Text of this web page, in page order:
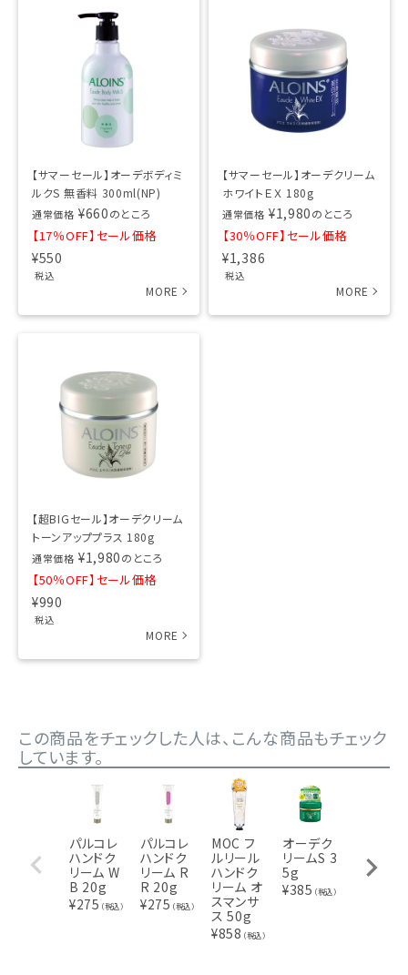
【サマーセール】オーデボディミ
ルクS 無香料 300ml(NP)
通常価格 ¥660のところ
【17％OFF】セール価格
¥550
税込
【サマーセール】オーデクリーム
ホワイトＥＸ 180g
通常価格 ¥1,980のところ
【30％OFF】セール価格
¥1,386
税込
【超BIGセール】オーデクリーム
トーンアッププラス 180g
通常価格 ¥1,980のところ
【50％OFF】セール価格
¥990
税込
この商品をチェックした人は、こんな商品もチェック
しています。
パルコレ
ハンドク
リーム W
B 20g
¥275 （税込）
パルコレ
ハンドク
リーム R
R 20g
¥275 （税込）
MOC フ
ルリール
ハンドク
リーム オ
スマンサ
ス 50g
¥858 （税込）
オーデク
リームS 3
5g
¥385 （税込）
セール】3
ウェイ ハ